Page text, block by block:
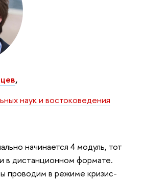
,
наук и востоковедения
начинается 4 модуль, тот
в дистанционном формате.
проводим в режиме кризис-